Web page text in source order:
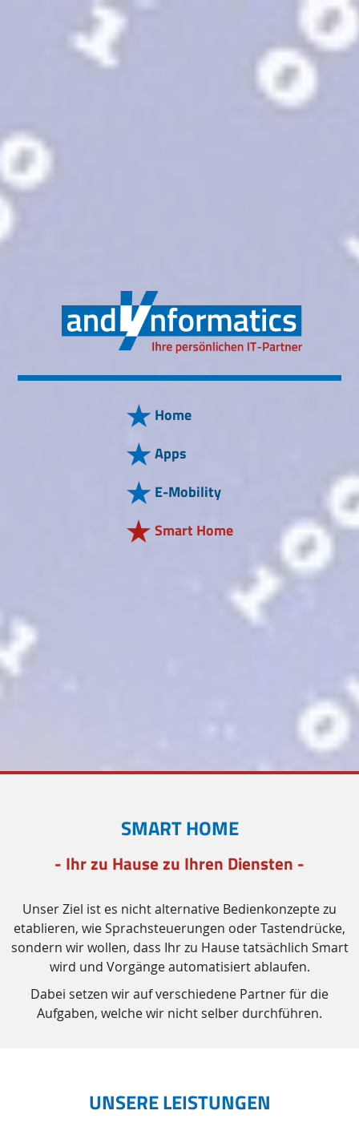
Home
Apps
E-Mobility
Smart Home
SMART HOME
- Ihr zu Hause zu Ihren Diensten -
Unser Ziel ist es nicht alternative Bedienkonzepte zu
etablieren, wie Sprachsteuerungen oder Tastendrücke,
sondern wir wollen, dass Ihr zu Hause tatsächlich Smart
wird und Vorgänge automatisiert ablaufen.
Dabei setzen wir auf verschiedene Partner für die
Aufgaben, welche wir nicht selber durchführen.
UNSERE LEISTUNGEN